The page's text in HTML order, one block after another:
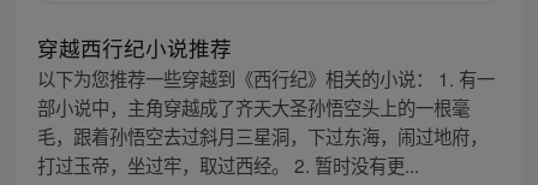
穿越西行纪小说推荐
以下为您推荐一些穿越到《西行纪》相关的小说： 1. 有一
部小说中，主角穿越成了齐天大圣孙悟空头上的一根毫
毛，跟着孙悟空去过斜月三星洞，下过东海，闹过地府，
打过玉帝，坐过牢，取过西经。 2. 暂时没有更...